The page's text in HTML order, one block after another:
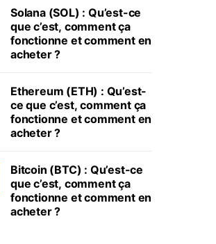
Solana (SOL) : Qu’est-ce
que c’est, comment ça
fonctionne et comment en
acheter ?
Ethereum (ETH) : Qu’est-
ce que c’est, comment ça
fonctionne et comment en
acheter ?
Bitcoin (BTC) : Qu’est-ce
que c’est, comment ça
fonctionne et comment en
acheter ?